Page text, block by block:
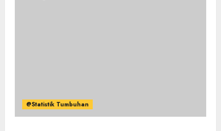
@Statistik Tumbuhan